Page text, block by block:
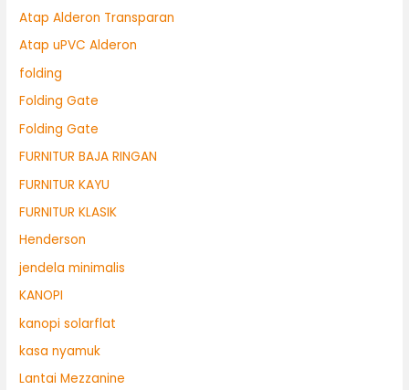
Atap Alderon Transparan
Atap uPVC Alderon
folding
Folding Gate
Folding Gate
FURNITUR BAJA RINGAN
FURNITUR KAYU
FURNITUR KLASIK
Henderson
jendela minimalis
KANOPI
kanopi solarflat
kasa nyamuk
Lantai Mezzanine